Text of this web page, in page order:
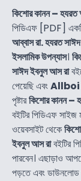
কিশোর কানন – হযরত
পিডিএফ [PDF] একটি
আব্বাস রা. হযরত
ইসলামিক উপন্যাস।
সাঈদ ইবনুল আস রা
পেয়েছি এবংAllboi
পৃষ্টারকিশোর কানন –
বইটির পিডিএফ সাইজ
ওয়েবসাইট থেকে
ইবনুল আস রাবইটির
পারবেন। এছাড়াও
পড়তে এবং ডাউনলোড